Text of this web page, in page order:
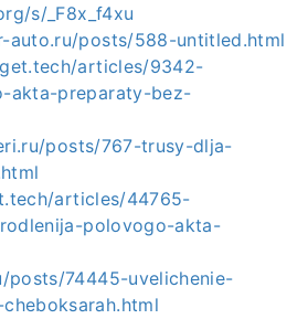
s/_F8x_f4xu
auto.ru/posts/588-untitled.html
articles/9342-
akta-preparaty-bez-
posts/767-trusy-dlja-
articles/44765-
polovogo-akta-
posts/74445-uvelichenie-